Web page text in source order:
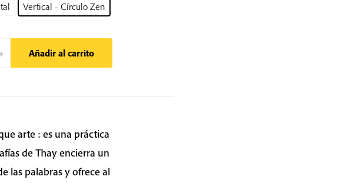
Vertical - Círculo Zen
Añadir al carrito
arte : es una práctica
de Thay encierra un
las palabras y ofrece al